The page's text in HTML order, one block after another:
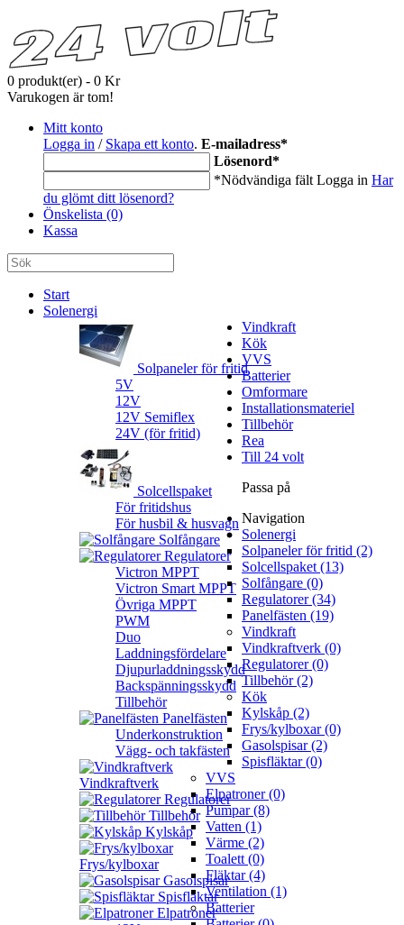
0 produkt(er) - 0 Kr
Varukogen är tom!
Mitt konto
Logga in / Skapa ett konto. E-mailadress*
Lösenord*
*Nödvändiga fält Logga in Har
du glömt ditt lösenord?
Önskelista (0)
Kassa
Start
Solenergi
Solpaneler för fritid
5V
12V
12V Semiflex
24V (för fritid)
Solcellspaket
För fritidshus
För husbil & husvagn
Solfångare
Regulatorer
Victron MPPT
Victron Smart MPPT
Övriga MPPT
PWM
Duo
Laddningsfördelare
Djupurladdningsskydd
Backspänningsskydd
Tillbehör
Panelfästen
Underkonstruktion
Vägg- och takfästen
Vindkraft
Vindkraftverk
Regulatorer
Tillbehör
Kök
Kylskåp
Frys/kylboxar
Gasolspisar
Spisfläktar
VVS
Elpatroner
Batterier
Omformare
Installationsmateriel
Tillbehör
Rea
Till 24 volt
Passa på
Navigation
Solenergi
Solpaneler för fritid (2)
Solcellspaket (13)
Solfångare (0)
Regulatorer (34)
Panelfästen (19)
Vindkraft
Vindkraftverk (0)
Regulatorer (0)
Tillbehör (2)
Kök
Kylskåp (2)
Frys/kylboxar (0)
Gasolspisar (2)
Spisfläktar (0)
VVS
Elpatroner (0)
Pumpar (8)
Vatten (1)
Värme (2)
Toalett (0)
Fläktar (4)
Ventilation (1)
Batterier